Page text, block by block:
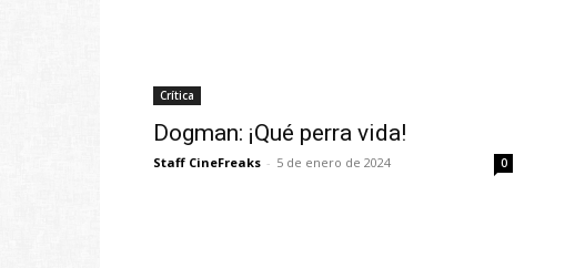
Crítica
Dogman: ¡Qué perra vida!
Staff CineFreaks - 5 de enero de 2024 0